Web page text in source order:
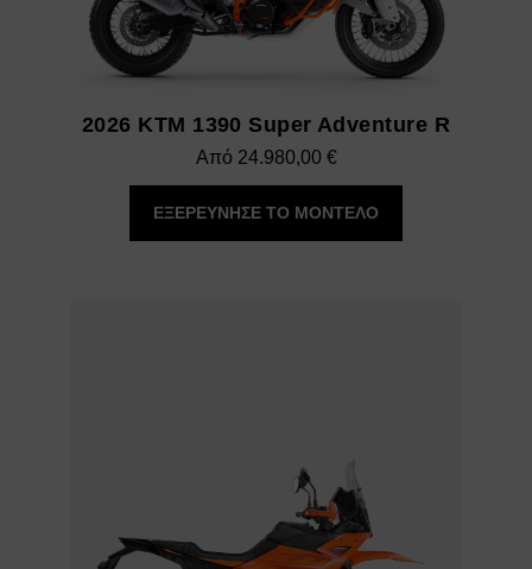
2026 KTM 1390 Super Adventure R
Από 24.980,00 €
ΕΞΕΡΕΥΝΗΣΕ ΤΟ ΜΟΝΤΕΛΟ